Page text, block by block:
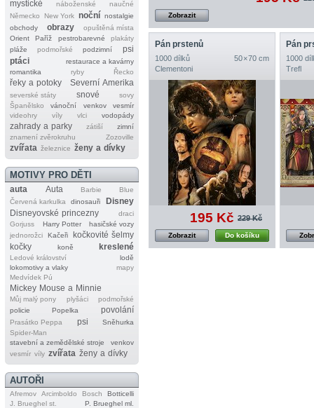
mystické
náboženské
naučné
Německo
New York noční nostalgie
obchody
obrazy
opuštěná místa
Orient
Paříž pestrobarevné
plakáty
pláže
podmořské podzimní
psi
ptáci
restaurace a kavárny
romantika
ryby Řecko
řeky a potoky Severní Amerika
severské státy snové
sovy
Španělsko
vánoční venkov
vesmír
videohry
víly vlci vodopády
zahrady a parky zátiší
zimní
znamení zvěrokruhu
Zozoville
zvířata železnice ženy a dívky
MOTIVY PRO DĚTI
auta Auta Barbie
Blue
Červená karkulka
dinosauři
Disney
Disneyovské princezny
draci
Gorjuss
Harry Potter
hasičské vozy
jednorožci
Kačeři
kočkovité šelmy
kočky
koně kreslené
Ledové království
lodě
lokomotivy a vlaky
mapy
Medvídek Pú
Mickey Mouse a Minnie
Můj malý pony plyšáci
podmořské
policie
Popelka povolání
Prasátko Peppa psi
Sněhurka
Spider‐Man
stavební a zemědělské stroje
venkov
vesmír víly zvířata ženy a dívky
AUTOŘI
Afremov Arcimboldo Bosch
Botticelli
J. Brueghel st.
P. Brueghel ml.
Zobrazit
Pán prstenů
1000 dílků
50 × 70 cm
Clementoni
195 Kč 229 Kč
Do košíku
Zobrazit
Pán
1000
Trefl